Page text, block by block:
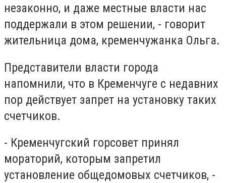
незаконно, и даже местные власти нас
поддержали в этом решении, - говорит
жительница дома, кременчужанка Ольга.
Представители власти города
напомнили, что в Кременчуге с недавних
пор действует запрет на установку таких
счетчиков.
- Кременчугский горсовет принял
мораторий, которым запретил
установление общедомовых счетчиков, -